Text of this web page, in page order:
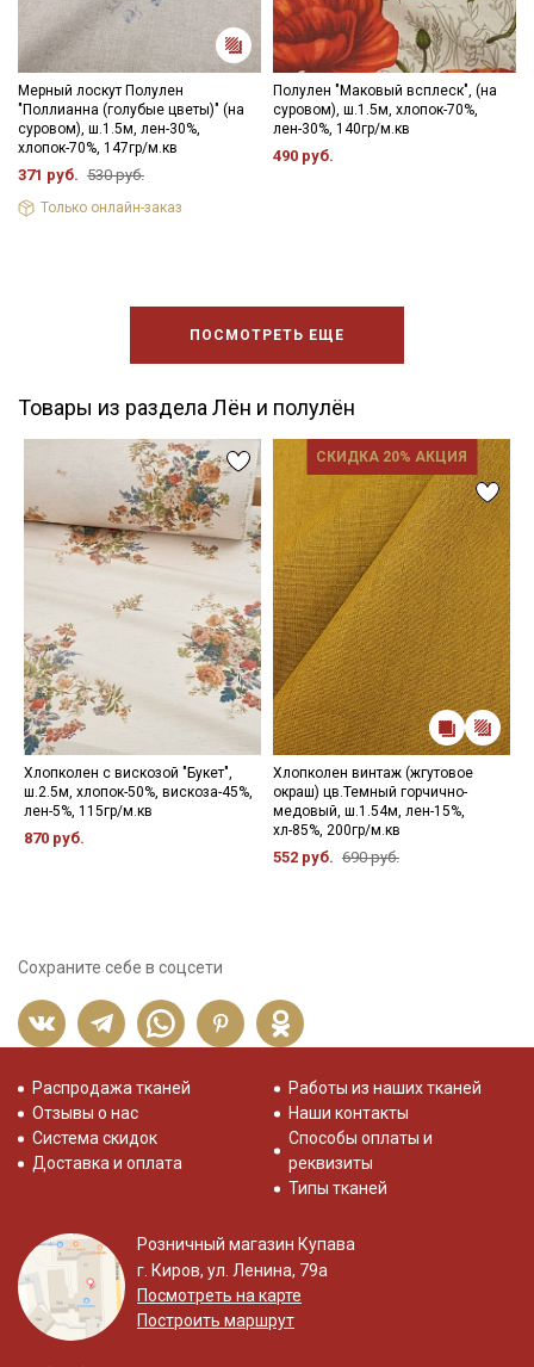
Мерный лоскут Полулен
"Поллианна (голубые цветы)" (на
суровом), ш.1.5м, лен-30%,
хлопок-70%, 147гр/м.кв
371 руб. 530 руб.
Только онлайн-заказ
Полулен "Маковый всплеск", (на
суровом), ш.1.5м, хлопок-70%,
лен-30%, 140гр/м.кв
490 руб.
ПОСМОТРЕТЬ ЕЩЕ
Товары из раздела Лён и полулён
Хлопколен с вискозой "Букет",
ш.2.5м, хлопок-50%, вискоза-45%,
лен-5%, 115гр/м.кв
870 руб.
СКИДКА 20% АКЦИЯ
Хлопколен винтаж (жгутовое
окраш) цв.Темный горчично-
медовый, ш.1.54м, лен-15%,
хл-85%, 200гр/м.кв
552 руб. 690 руб.
Сохраните себе в соцсети
Распродажа тканей
Отзывы о нас
Система скидок
Доставка и оплата
Работы из наших тканей
Наши контакты
Способы оплаты и
реквизиты
Типы тканей
Розничный магазин Купава
г. Киров, ул. Ленина, 79а
Посмотреть на карте
Построить маршрут